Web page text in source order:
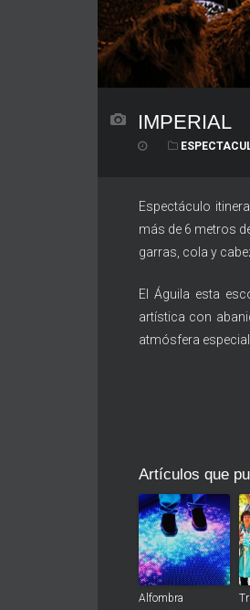
IMPERIAL
Espectáculo
más de 6 metros
garras, cola y
El Águila esta
artística con
atmósfera
Artículos que
Alfombra